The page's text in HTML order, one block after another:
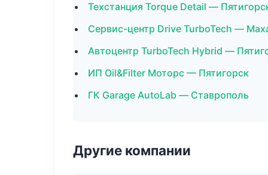
Техстанция Torque Detail —
Сервис-центр Drive TurboTech —
Автоцентр TurboTech Hybrid —
ИП Oil&Filter Моторс — Пятигорск
ГК Garage AutoLab — Ставрополь
Другие компании